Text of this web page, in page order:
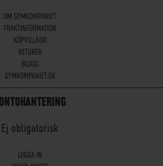
OM GYMKOMPANIET
FRAKTINFORMATION
KÖPVILLKOR
RETURER
BLOGG
GYMKOMPANIET.DK
Ej obligatorisk
LOGGA IN